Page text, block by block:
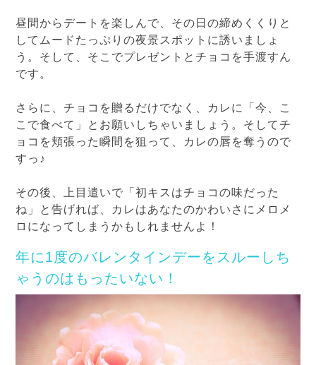
昼間からデートを楽しんで、その日の締めくくりと
してムードたっぷりの夜景スポットに誘いましょ
う。そして、そこでプレゼントとチョコを手渡すん
です。
さらに、チョコを贈るだけでなく、カレに「今、こ
こで食べて」とお願いしちゃいましょう。そしてチ
ョコを頬張った瞬間を狙って、カレの唇を奪うので
すっ♪
その後、上目遣いで「初キスはチョコの味だった
ね」と告げれば、カレはあなたのかわいさにメロメ
ロになってしまうかもしれませんよ！
年に1度のバレンタインデーをスルーしち
ゃうのはもったいない！